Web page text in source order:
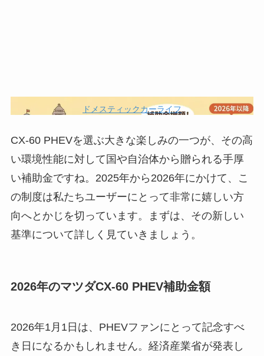
ドメスティックカーライフ
CX-60 PHEVを選ぶ大きな楽しみの一つが、その高
い環境性能に対して国や自治体から贈られる手厚
い補助金ですね。2025年から2026年にかけて、こ
の制度は私たちユーザーにとって非常に嬉しい方
向へとかじを切っています。まずは、その新しい
基準について詳しく見ていきましょう。
2026年のマツダCX-60 PHEV補助金額
2026年1月1日は、PHEVファンにとって記念すべ
き日になるかもしれません。経済産業省が発表し